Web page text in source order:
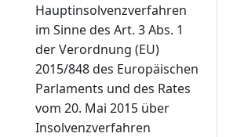
Hauptinsolvenzverfahren
im Sinne des Art. 3 Abs. 1
der Verordnung (EU)
2015/848 des Europäischen
Parlaments und des Rates
vom 20. Mai 2015 über
Insolvenzverfahren